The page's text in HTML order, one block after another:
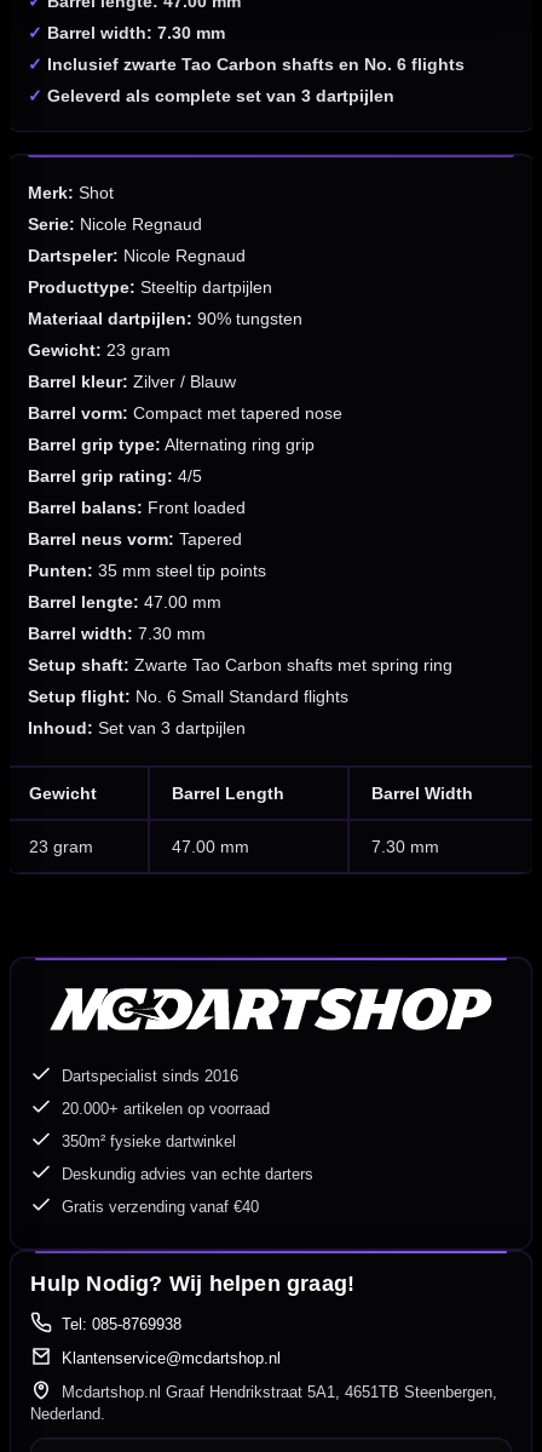
✓ Barrel width: 7.30 mm
✓ Inclusief zwarte Tao Carbon shafts en No. 6 flights
✓ Geleverd als complete set van 3 dartpijlen
Merk: Shot
Serie: Nicole Regnaud
Dartspeler: Nicole Regnaud
Producttype: Steeltip dartpijlen
Materiaal dartpijlen: 90% tungsten
Gewicht: 23 gram
Barrel kleur: Zilver / Blauw
Barrel vorm: Compact met tapered nose
Barrel grip type: Alternating ring grip
Barrel grip rating: 4/5
Barrel balans: Front loaded
Barrel neus vorm: Tapered
Punten: 35 mm steel tip points
Barrel lengte: 47.00 mm
Barrel width: 7.30 mm
Setup shaft: Zwarte Tao Carbon shafts met spring ring
Setup flight: No. 6 Small Standard flights
Inhoud: Set van 3 dartpijlen
Gewicht Barrel Length Barrel Width
23 gram 47.00 mm 7.30 mm
Dartspecialist sinds 2016
20.000+ artikelen op voorraad
350m² fysieke dartwinkel
Deskundig advies van echte darters
Gratis verzending vanaf €40
Hulp Nodig? Wij helpen graag!
Tel: 085-8769938
Klantenservice@mcdartshop.nl
Mcdartshop.nl Graaf Hendrikstraat 5A1, 4651TB Steenbergen,
Nederland.